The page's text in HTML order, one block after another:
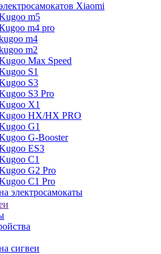
Xiaomi
m5
m4 pro
m4
m2
Max Speed
S1
S3
S3 Pro
X1
HX/HX PRO
G1
G-Booster
ES3
C1
G2 Pro
C1 Pro
электросамокаты
сигвеи